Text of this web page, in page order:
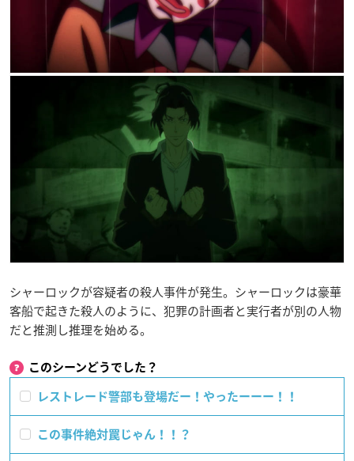
シャーロックが容疑者の殺人事件が発生。シャーロックは豪華
客船で起きた殺人のように、犯罪の計画者と実行者が別の人物
だと推測し推理を始める。
このシーンどうでした？
レストレード警部も登場だー！やったーーー！！
この事件絶対罠じゃん！！？